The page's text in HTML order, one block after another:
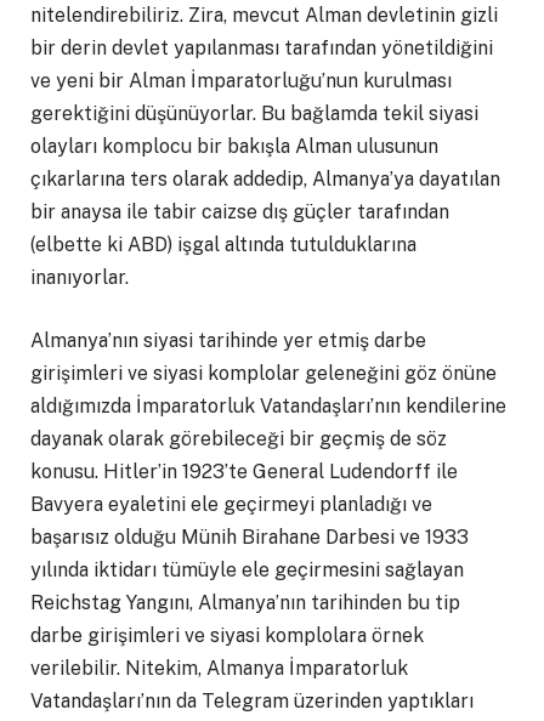
nitelendirebiliriz. Zira, mevcut Alman devletinin gizli
bir derin devlet yapılanması tarafından yönetildiğini
ve yeni bir Alman İmparatorluğu’nun kurulması
gerektiğini düşünüyorlar. Bu bağlamda tekil siyasi
olayları komplocu bir bakışla Alman ulusunun
çıkarlarına ters olarak addedip, Almanya’ya dayatılan
bir anaysa ile tabir caizse dış güçler tarafından
(elbette ki ABD) işgal altında tutulduklarına
inanıyorlar.
Almanya’nın siyasi tarihinde yer etmiş darbe
girişimleri ve siyasi komplolar geleneğini göz önüne
aldığımızda İmparatorluk Vatandaşları’nın kendilerine
dayanak olarak görebileceği bir geçmiş de söz
konusu. Hitler’in 1923’te General Ludendorff ile
Bavyera eyaletini ele geçirmeyi planladığı ve
başarısız olduğu Münih Birahane Darbesi ve 1933
yılında iktidarı tümüyle ele geçirmesini sağlayan
Reichstag Yangını, Almanya’nın tarihinden bu tip
darbe girişimleri ve siyasi komplolara örnek
verilebilir. Nitekim, Almanya İmparatorluk
Vatandaşları’nın da Telegram üzerinden yaptıkları